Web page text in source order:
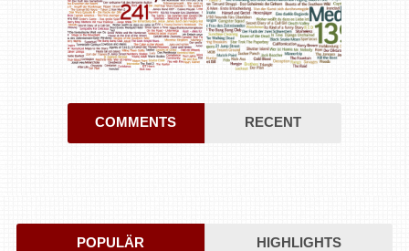
COMMENTS RECENT
POPULÄR HIGHLIGHTS